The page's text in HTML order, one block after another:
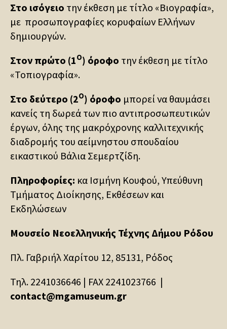
Στο ισόγειο την έκθεση με τίτλο «Βιογραφία»,
με προσωπογραφίες κορυφαίων Ελλήνων
δημιουργών.
Στον πρώτο (1Ο) όροφο την έκθεση με τίτλο
«Τοπιογραφία».
Στο δεύτερο (2Ο) όροφο μπορεί να θαυμάσει
κανείς τη δωρεά των πιο αντιπροσωπευτικών
έργων, όλης της μακρόχρονης καλλιτεχνικής
διαδρομής του αείμνηστου σπουδαίου
εικαστικού Βάλια Σεμερτζίδη.
Πληροφορίες: κα Ισμήνη Κουφού, Υπεύθυνη
Τμήματος Διοίκησης, Εκθέσεων και
Εκδηλώσεων
Μουσείο Νεοελληνικής Τέχνης Δήμου Ρόδου
Πλ. Γαβριήλ Χαρίτου 12, 85131, Ρόδος
Τηλ. 2241036646 | FAX 2241023766 |
contact@mgamuseum.gr